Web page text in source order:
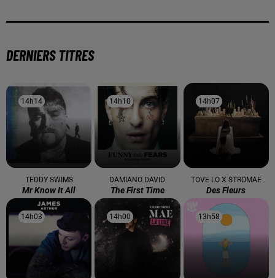
DERNIERS TITRES
14h14
14h14
TEDDY SWIMS
Mr Know It All
14h10
14h10
DAMIANO DAVID
The First Time
14h07
14h07
TOVE LO X STROMAE
Des Fleurs
14h03
14h03 14h00
14h00 13h58
13h58